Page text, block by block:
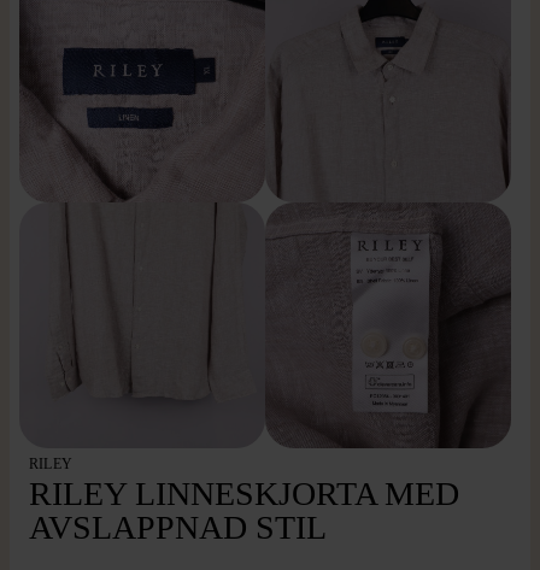
RILEY
RILEY LINNE­SKJORTA MED
AVSLAPPNAD STIL